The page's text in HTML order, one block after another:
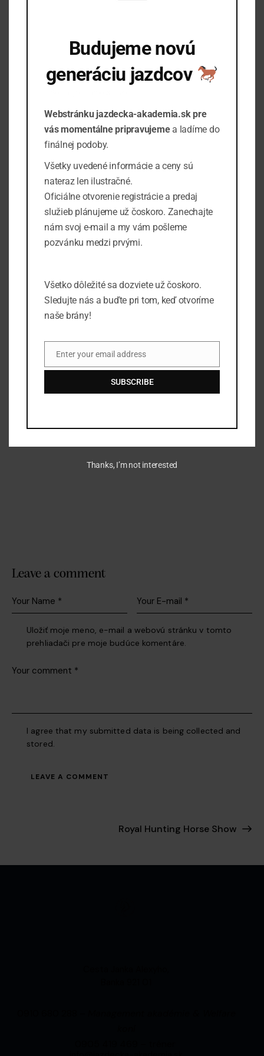
PRIDAŤ DO KALENDÁRA
Začiatok:
júl 13, 2025 @ 9:00 am
Koniec:
aug 24, 2025 @ 11:30
Udalosť Značky:
training
Ashton Porter
Telefón
info@example.com
Website
Manhattan Club
350 5th Ave
New York,NY10118
Telefón
88001234567
View Miesto udalosti Website
Leave a comment
Uložiť moje meno, e-mail a webovú stránku v tomto
prehliadači pre moje budúce komentáre.
I agree that my submitted data is being collected and
stored.
Royal Hunting Horse Show
Budujeme novú
generáciu jazdcov
Webstránku jazdecka-akademia.sk pre
vás momentálne pripravujemea ladíme do
finálnej podoby.
Všetky uvedené informácie a ceny sú
nateraz len ilustračné.
Oficiálne otvorenie registrácie a predaj
služieb plánujeme už čoskoro. Zanechajte
nám svoj e-mail a my vám pošleme
pozvánku medzi prvými.
Všetko dôležité sa dozviete už čoskoro.
Sledujte nás a buďte pri tom, keď otvoríme
naše brány!
EmailEnter your email address
SUBSCRIBE
Thanks, I’m not interested